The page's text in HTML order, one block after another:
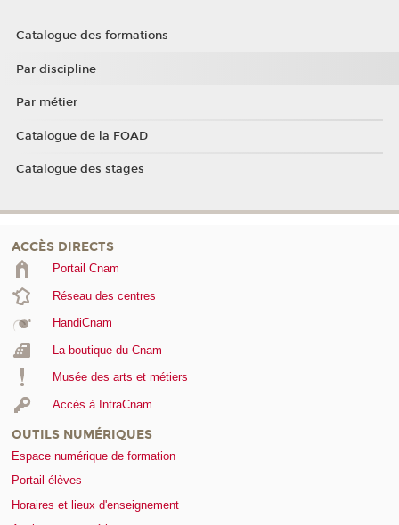
Catalogue des formations
Par discipline
Par métier
Catalogue de la FOAD
Catalogue des stages
ACCÈS DIRECTS
Portail Cnam
Réseau des centres
HandiCnam
La boutique du Cnam
Musée des arts et métiers
Accès à IntraCnam
OUTILS NUMÉRIQUES
Espace numérique de formation
Portail élèves
Horaires et lieux d'enseignement